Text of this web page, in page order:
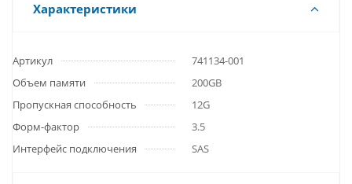
Характеристики
Артикул
741134-001
Объем памяти
200GB
Пропускная способность
12G
Форм-фактор
3.5
Интерфейс подключения
SAS